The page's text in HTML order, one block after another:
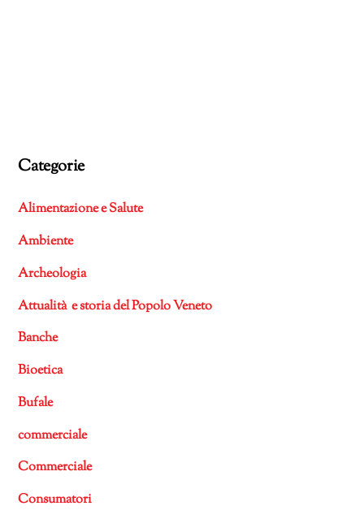
Categorie
Alimentazione e Salute
Ambiente
Archeologia
Attualità e storia del Popolo Veneto
Banche
Bioetica
Bufale
commerciale
Commerciale
Consumatori